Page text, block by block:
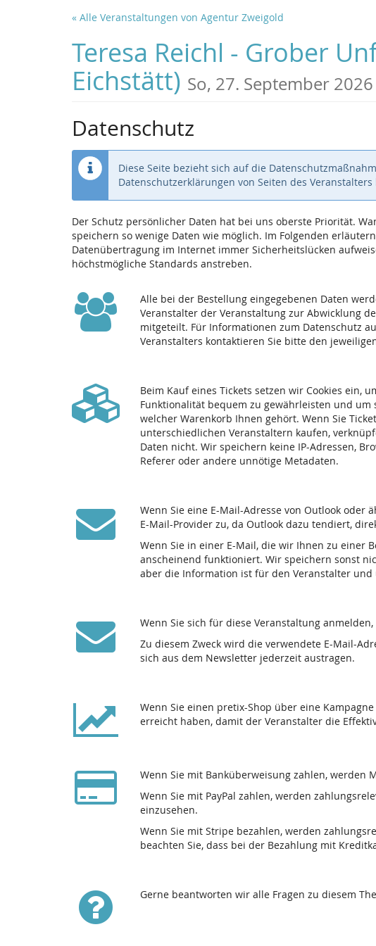
« Alle Veranstaltungen von Agentur Zweigold
Teresa Reichl - Grober
Eichstätt) So, 27. September 2026
Datenschutz
Diese Seite bezieht sich auf die
Datenschutzerklärungen von Seiten des
Der Schutz persönlicher Daten hat bei uns oberste Priorität.
speichern so wenige Daten wie möglich. Im Folgenden
Datenübertragung im Internet immer Sicherheitslücken
höchstmögliche Standards anstreben.
Alle bei der Bestellung eingegebenen Daten
Veranstalter der Veranstaltung zur Abwicklung
mitgeteilt. Für Informationen zum Datenschutz
Veranstalters kontaktieren Sie bitte den
Beim Kauf eines Tickets setzen wir Cookies ein,
Funktionalität bequem zu gewährleisten und um
welcher Warenkorb Ihnen gehört. Wenn Sie
unterschiedlichen Veranstaltern kaufen,
Daten nicht. Wir speichern keine IP-Adressen,
Referer oder andere unnötige Metadaten.
Wenn Sie eine E-Mail-Adresse von Outlook
E-Mail-Provider zu, da Outlook dazu tendiert,
Wenn Sie in einer E-Mail, die wir Ihnen zu einer
anscheinend funktioniert. Wir speichern sonst
aber die Information ist für den Veranstalter
Wenn Sie sich für diese Veranstaltung
Zu diesem Zweck wird die verwendete E-Mail-
sich aus dem Newsletter jederzeit austragen.
Wenn Sie einen pretix-Shop über eine
erreicht haben, damit der Veranstalter die
Wenn Sie mit Banküberweisung zahlen, werden
Wenn Sie mit PayPal zahlen, werden
einzusehen.
Wenn Sie mit Stripe bezahlen, werden
beachten Sie, dass bei der Bezahlung mit
Gerne beantworten wir alle Fragen zu diesem